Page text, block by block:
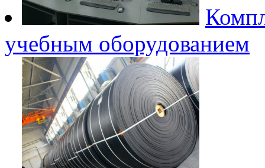
учебным оборудованием